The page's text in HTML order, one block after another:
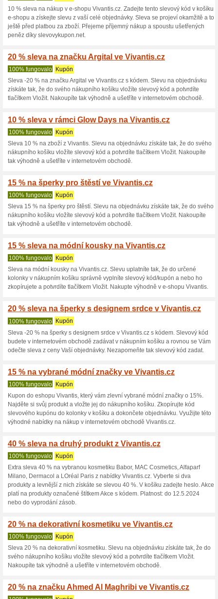
potvrdíte tlačítkem Vložit.
60 % na Vivantis.cz
100% fungovalo Kupón
Velký sezónní výprodej se
svého nákupního košíku
Nakoupíte tak výhodně a
35 % na značku
100% fungovalo Kupón
Sleva 35 % na značku
nákupního košíku vložíte
tak výhodně a ušetříte v
10 % sleva na
100% fungovalo Kupón
Kupon, který vám zlevní
10 %. Slevu získáte tak, že
slevový kód/kupón. Po
odečtena v procesu
15 % sleva na
100% fungovalo Kupón